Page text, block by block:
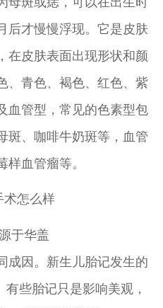
后才慢慢浮现。它是皮肤
在皮肤表面出现形状和颜
、青色、褐色、红色、紫
血管型，常见的色素型包
斑、咖啡牛奶斑等，血管
血管瘤等。
于华盖
因。新生儿胎记发生的
些胎记只是影响美观，